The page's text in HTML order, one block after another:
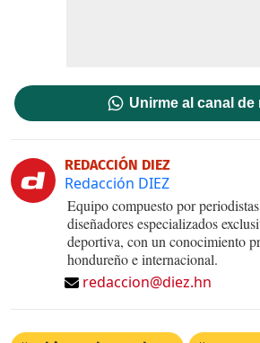
Unirme al canal de
REDACCIÓN DIEZ
Redacción DIEZ
Equipo compuesto por
diseñadores especializados
deportiva, con un conocimiento
hondureño e internacional.
redaccion@diez.hn